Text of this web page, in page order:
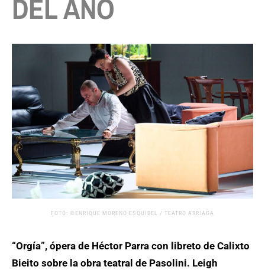
DEL AÑO
FOTO: ©ENRIQUE MORENO ESQUIBEL / TEATRO ARRIAGA
“Orgía”, ópera de Héctor Parra con libreto de Calixto
Bieito sobre la obra teatral de Pasolini. Leigh